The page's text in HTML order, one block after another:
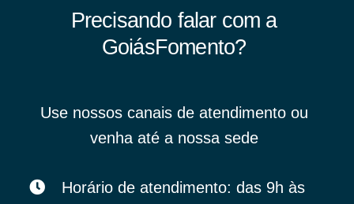
Precisando falar com a
GoiásFomento?
Use nossos canais de atendimento ou
venha até a nossa sede
Horário de atendimento: das 9h às